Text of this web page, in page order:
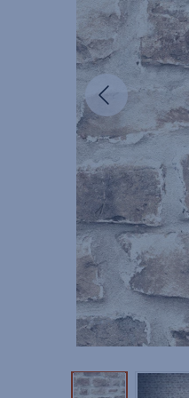
Edellinen